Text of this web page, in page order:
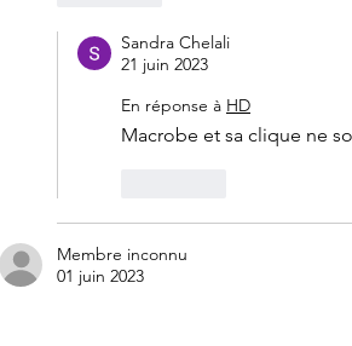
Sandra Chelali
21 juin 2023
En réponse à HD
Macrobe et sa clique ne
Membre inconnu
01 juin 2023